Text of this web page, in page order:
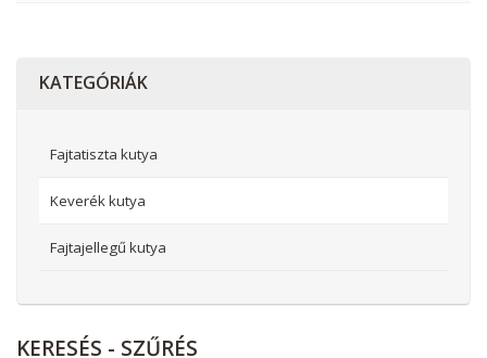
KATEGÓRIÁK
Fajtatiszta kutya
Keverék kutya
Fajtajellegű kutya
KERESÉS - SZŰRÉS